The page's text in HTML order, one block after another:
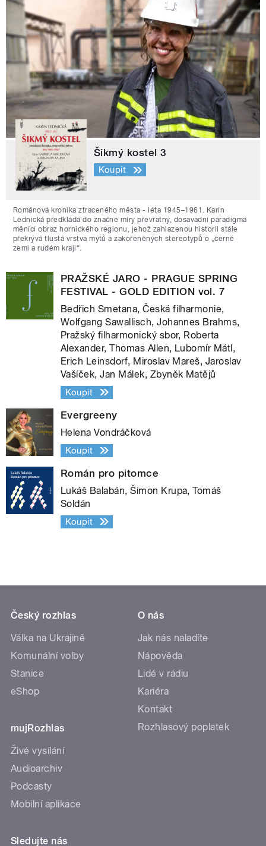
Šikmý kostel 3
Koupit
Románová kronika ztraceného města - léta 1945–1961. Karin
Lednická předkládá do značné míry převratný, dosavadní paradigma
měnící obraz hornického regionu, jehož zahlazenou historii stále
překrývá tlustá vrstva mýtů a zakořeněných stereotypů o „černé
zemi a rudém kraji“.
PRAŽSKÉ JARO - PRAGUE SPRING
FESTIVAL - GOLD EDITION vol. 7
Bedřich Smetana, Česká filharmonie,
Wolfgang Sawallisch, Johannes Brahms,
Pražský filharmonický sbor, Roberta
Alexander, Thomas Allen, Lubomír Mátl,
Erich Leinsdorf, Miroslav Mareš, Jaroslav
Vašíček, Jan Málek, Zbyněk Matějů
Koupit
Evergreeny
Helena Vondráčková
Koupit
Román pro pitomce
Lukáš Balabán, Šimon Krupa, Tomáš
Soldán
Koupit
Český rozhlas
Válka na Ukrajině
Komunální volby
Stanice
eShop
mujRozhlas
Živé vysílání
Audioarchiv
Podcasty
Mobilní aplikace
O nás
Jak nás naladíte
Nápověda
Lidé v rádiu
Kariéra
Kontakt
Rozhlasový poplatek
Sledujte nás